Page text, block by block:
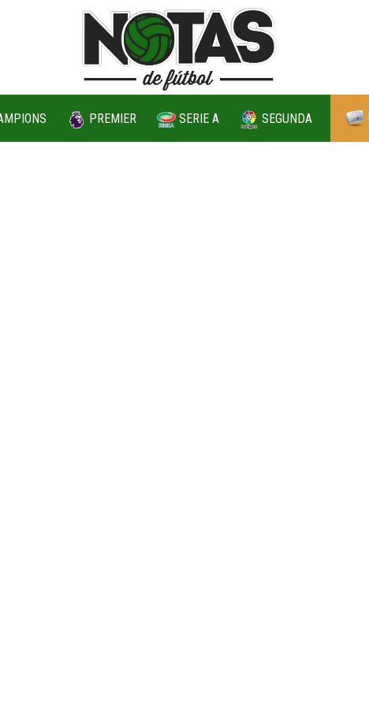
PREMIER SERIE A SEGUNDA